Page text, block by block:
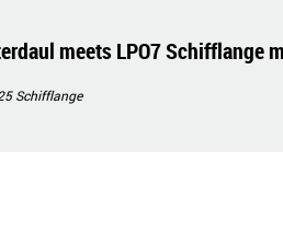
meets LPO7 Schifflange
Schifflange